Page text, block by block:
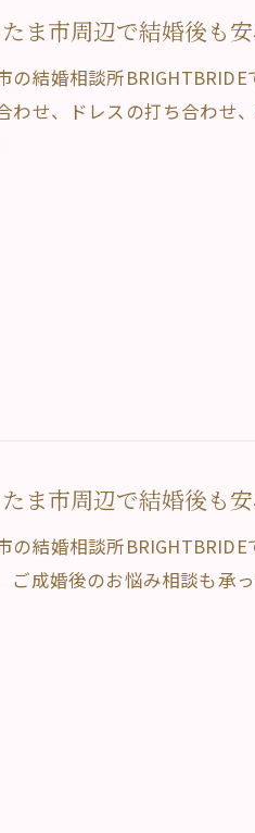
ま市周辺で結婚後も
の結婚相談所
わせ、ドレスの打ち合わせ
ま市周辺で結婚後も
の結婚相談所
ご成婚後のお悩み相談も承